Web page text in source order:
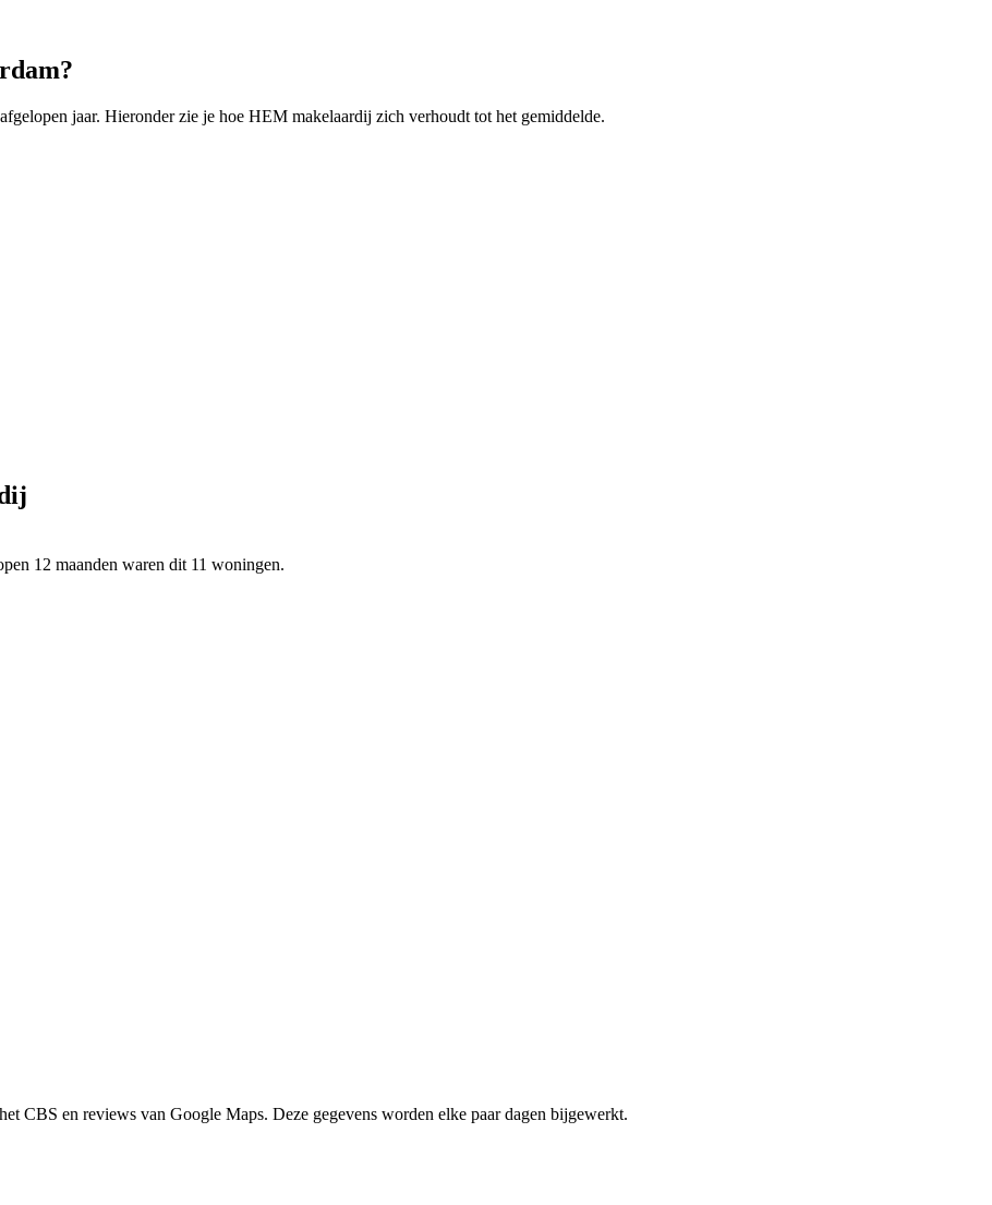
jaar. Hieronder zie je hoe HEM makelaardij zich verhoudt tot het gemiddelde.
12 maanden waren dit 11 woningen.
CBS en reviews van Google Maps. Deze gegevens worden elke paar dagen bijgewerkt.